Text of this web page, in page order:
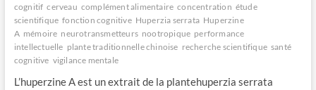
cognitif cerveau complément alimentaire concentration étude
scientifique fonction cognitive Huperzia serrata Huperzine
A mémoire neurotransmetteurs nootropique performance
intellectuelle plante traditionnelle chinoise recherche scientifique santé
cognitive vigilance mentale
L’huperzine A est un extrait de la plantehuperzia serrata